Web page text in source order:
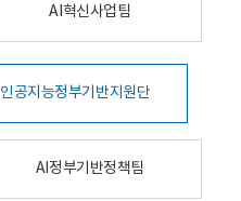
AI혁신사업팀
인공지능정부기반지원단
AI정부기반정책팀